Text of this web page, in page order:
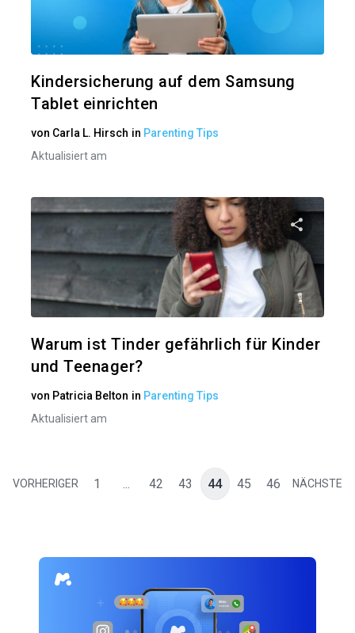
Kindersicherung auf dem Samsung
Tablet einrichten
von Carla L. Hirsch in Parenting Tips
Aktualisiert am
Diesen
Warum ist Tinder gefährlich für Kinder
und Teenager?
von Patricia Belton in Parenting Tips
Aktualisiert am
VORHERIGER 1 ... 42 43 44 45 46 NÄCHSTE